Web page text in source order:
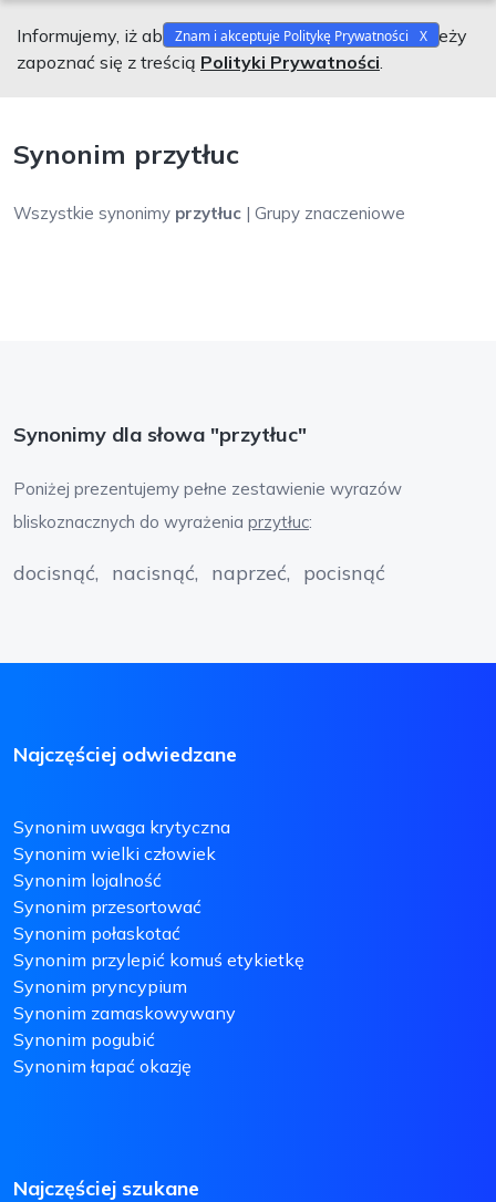
Synonim przytłuc
Wszystkie synonimy przytłuc | Grupy znaczeniowe
Synonimy dla słowa "przytłuc"
Poniżej prezentujemy pełne zestawienie wyrazów
bliskoznacznych do wyrażenia przytłuc:
docisnąć nacisnąć naprzeć pocisnąć
Najczęściej odwiedzane
Synonim uwaga krytyczna
Synonim wielki człowiek
Synonim lojalność
Synonim przesortować
Synonim połaskotać
Synonim przylepić komuś etykietkę
Synonim pryncypium
Synonim zamaskowywany
Synonim pogubić
Synonim łapać okazję
Najczęściej szukane
Informujemy, iż aby korzystać z naszego serwisu należy
zapoznać się z treścią Polityki Prywatności.
Znam i akceptuje Politykę Prywatności